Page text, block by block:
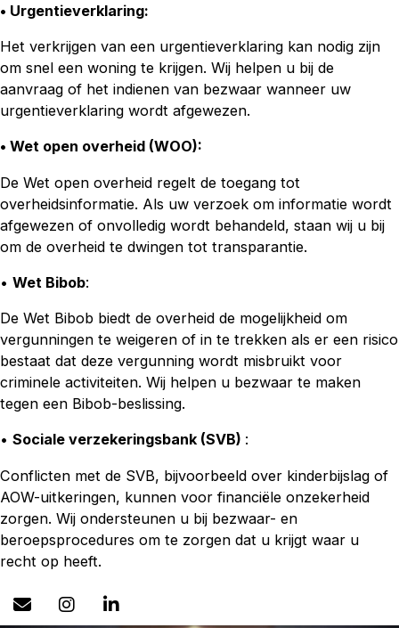
• Urgentieverklaring:
Het verkrijgen van een urgentieverklaring kan nodig zijn
om snel een woning te krijgen. Wij helpen u bij de
aanvraag of het indienen van bezwaar wanneer uw
urgentieverklaring wordt afgewezen.
• Wet open overheid (WOO):
De Wet open overheid regelt de toegang tot
overheidsinformatie. Als uw verzoek om informatie wordt
afgewezen of onvolledig wordt behandeld, staan wij u bij
om de overheid te dwingen tot transparantie.
• Wet Bibob:
De Wet Bibob biedt de overheid de mogelijkheid om
vergunningen te weigeren of in te trekken als er een risico
bestaat dat deze vergunning wordt misbruikt voor
criminele activiteiten. Wij helpen u bezwaar te maken
tegen een Bibob-beslissing.
• Sociale verzekeringsbank (SVB) :
Conflicten met de SVB, bijvoorbeeld over kinderbijslag of
AOW-uitkeringen, kunnen voor financiële onzekerheid
zorgen. Wij ondersteunen u bij bezwaar- en
beroepsprocedures om te zorgen dat u krijgt waar u
recht op heeft.